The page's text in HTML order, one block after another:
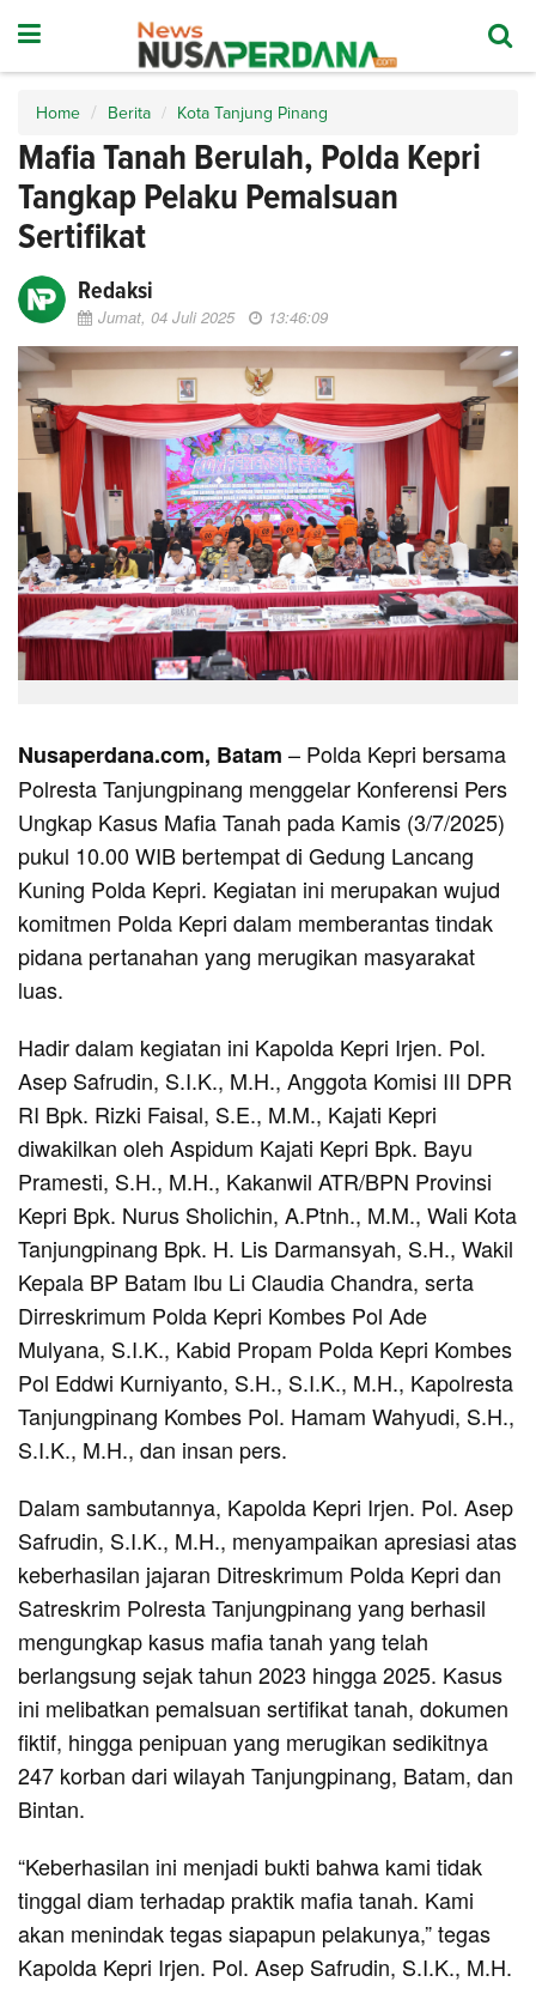
Home Berita Kota Tanjung Pinang
Mafia Tanah Berulah, Polda Kepri
Tangkap Pelaku Pemalsuan
Sertifikat
Redaksi
Jumat, 04 Juli 2025 13:46:09
Nusaperdana.com, Batam – Polda Kepri bersama
Polresta Tanjungpinang menggelar Konferensi Pers
Ungkap Kasus Mafia Tanah pada Kamis (3/7/2025)
pukul 10.00 WIB bertempat di Gedung Lancang
Kuning Polda Kepri. Kegiatan ini merupakan wujud
komitmen Polda Kepri dalam memberantas tindak
pidana pertanahan yang merugikan masyarakat
luas.
Hadir dalam kegiatan ini Kapolda Kepri Irjen. Pol.
Asep Safrudin, S.I.K., M.H., Anggota Komisi III DPR
RI Bpk. Rizki Faisal, S.E., M.M., Kajati Kepri
diwakilkan oleh Aspidum Kajati Kepri Bpk. Bayu
Pramesti, S.H., M.H., Kakanwil ATR/BPN Provinsi
Kepri Bpk. Nurus Sholichin, A.Ptnh., M.M., Wali Kota
Tanjungpinang Bpk. H. Lis Darmansyah, S.H., Wakil
Kepala BP Batam Ibu Li Claudia Chandra, serta
Dirreskrimum Polda Kepri Kombes Pol Ade
Mulyana, S.I.K., Kabid Propam Polda Kepri Kombes
Pol Eddwi Kurniyanto, S.H., S.I.K., M.H., Kapolresta
Tanjungpinang Kombes Pol. Hamam Wahyudi, S.H.,
S.I.K., M.H., dan insan pers.
Dalam sambutannya, Kapolda Kepri Irjen. Pol. Asep
Safrudin, S.I.K., M.H., menyampaikan apresiasi atas
keberhasilan jajaran Ditreskrimum Polda Kepri dan
Satreskrim Polresta Tanjungpinang yang berhasil
mengungkap kasus mafia tanah yang telah
berlangsung sejak tahun 2023 hingga 2025. Kasus
ini melibatkan pemalsuan sertifikat tanah, dokumen
fiktif, hingga penipuan yang merugikan sedikitnya
247 korban dari wilayah Tanjungpinang, Batam, dan
Bintan.
“Keberhasilan ini menjadi bukti bahwa kami tidak
tinggal diam terhadap praktik mafia tanah. Kami
akan menindak tegas siapapun pelakunya,” tegas
Kapolda Kepri Irjen. Pol. Asep Safrudin, S.I.K., M.H.